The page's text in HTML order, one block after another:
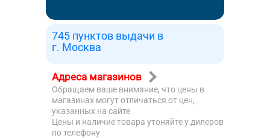
745 пунктов выдачи в
г. Москва
Адреса магазинов
Обращаем ваше внимание, что цены в
магазинах могут отличаться от цен,
указанных на сайте
Цены и наличие товара утоняйте у дилеров
по телефону